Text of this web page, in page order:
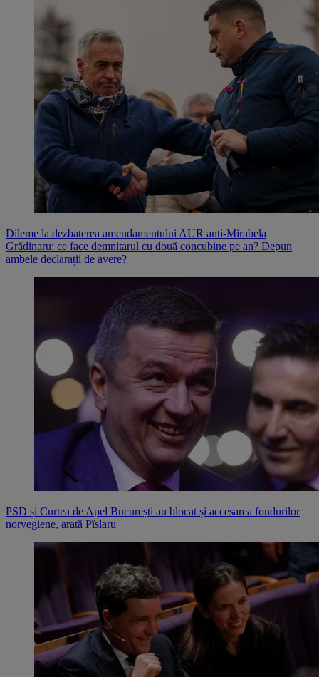
Dileme la dezbaterea amendamentului AUR anti-Mirabela
Grădinaru: ce face demnitarul cu două concubine pe an? Depun
ambele declarații de avere?
PSD și Curtea de Apel București au blocat și accesarea fondurilor
norvegiene, arată Pîslaru